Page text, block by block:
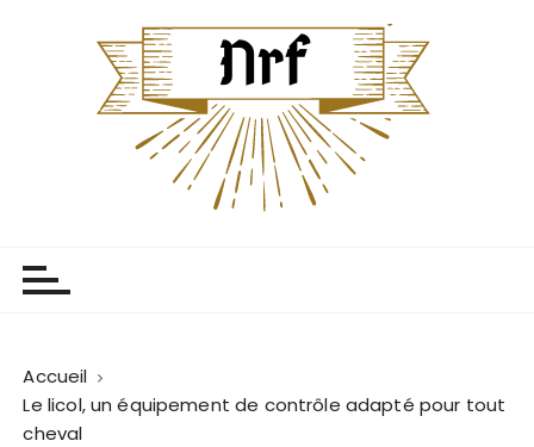
Accueil
Le licol, un équipement de contrôle adapté pour tout
cheval